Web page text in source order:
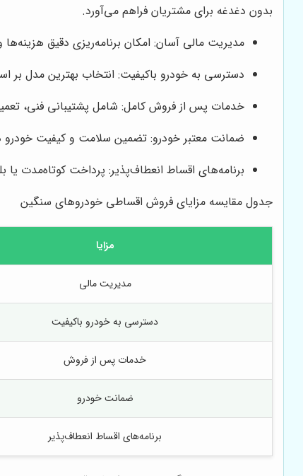
بدون دغدغه برای مشتریان فراهم می‌آورد.
مدیریت مالی آسان: امکان برنامه‌ریزی دقیق
دسترسی به خودرو باکیفیت: انتخاب بهترین مدل بر
خدمات پس از فروش کامل: شامل پشتیبانی فنی،
ضمانت معتبر خودرو: تضمین سلامت و کیفیت خودرو
برنامه‌های اقساط انعطاف‌پذیر: پرداخت کوتاه‌مدت یا
جدول مقایسه مزایای فروش اقساطی خودروهای سنگین
مزایا
مدیریت مالی
دسترسی به خودرو باکیفیت
خدمات پس از فروش
ضمانت خودرو
برنامه‌های اقساط انعطاف‌پذیر